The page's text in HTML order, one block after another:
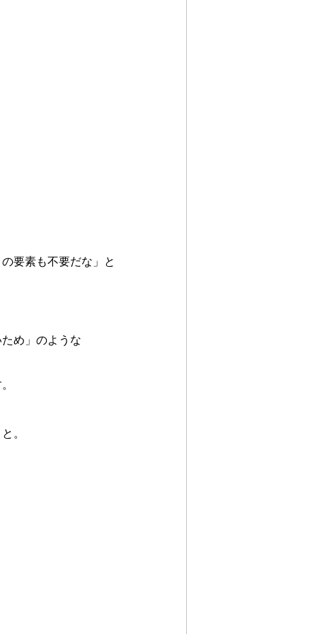
要素も不要だな」と
め」のような
。